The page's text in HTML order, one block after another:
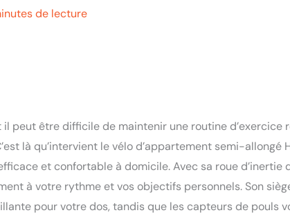
de lecture
peut être difficile de maintenir une routine d’exercice
là qu’intervient le vélo d’appartement semi-allongé
et confortable à domicile. Avec sa roue d’inertie
à votre rythme et vos objectifs personnels. Son
pour votre dos, tandis que les capteurs de pouls